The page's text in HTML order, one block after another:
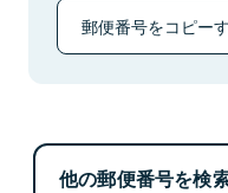
郵便番号をコピー
他の郵便番号を検